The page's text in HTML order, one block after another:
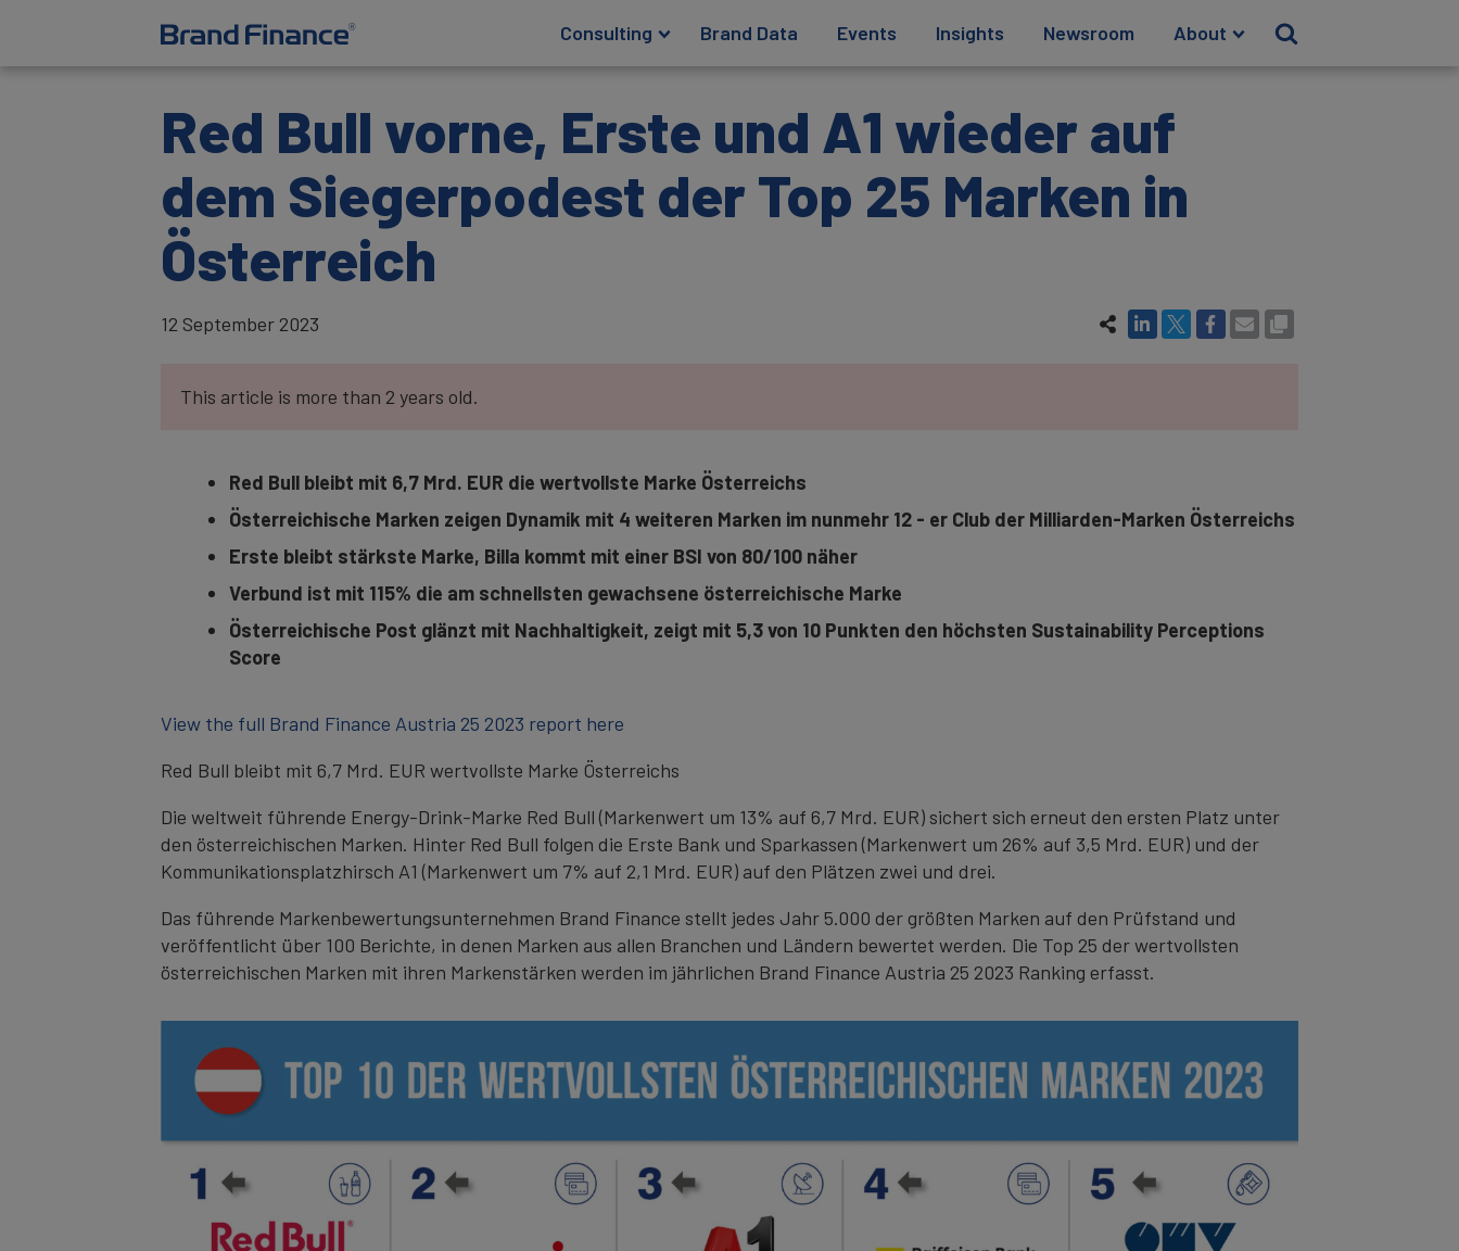
Consulting Brand Data Events Insights Newsroom About
Red Bull vorne, Erste und A1 wieder auf
dem Siegerpodest der Top 25 Marken in
Österreich
12 September 2023
This article is more than 2 years old.
Red Bull bleibt mit 6,7 Mrd. EUR die wertvollste Marke Österreichs
Österreichische Marken zeigen Dynamik mit 4 weiteren Marken im nunmehr 12 - er Club der Milliarden-Marken Österreichs
Erste bleibt stärkste Marke, Billa kommt mit einer BSI von 80/100 näher
Verbund ist mit 115% die am schnellsten gewachsene österreichische Marke
Österreichische Post glänzt mit Nachhaltigkeit, zeigt mit 5,3 von 10 Punkten den höchsten Sustainability Perceptions
Score
View the full Brand Finance Austria 25 2023 report here
Red Bull bleibt mit 6,7 Mrd. EUR wertvollste Marke Österreichs
Die weltweit führende Energy-Drink-Marke Red Bull (Markenwert um 13% auf 6,7 Mrd. EUR) sichert sich erneut den ersten Platz unter
den österreichischen Marken. Hinter Red Bull folgen die Erste Bank und Sparkassen (Markenwert um 26% auf 3,5 Mrd. EUR) und der
Kommunikationsplatzhirsch A1 (Markenwert um 7% auf 2,1 Mrd. EUR) auf den Plätzen zwei und drei.
Das führende Markenbewertungsunternehmen Brand Finance stellt jedes Jahr 5.000 der größten Marken auf den Prüfstand und
veröffentlicht über 100 Berichte, in denen Marken aus allen Branchen und Ländern bewertet werden. Die Top 25 der wertvollsten
österreichischen Marken mit ihren Markenstärken werden im jährlichen Brand Finance Austria 25 2023 Ranking erfasst.